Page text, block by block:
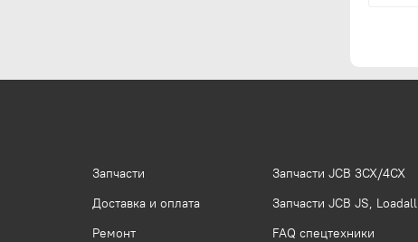
Запчасти
Доставка и оплата
Ремонт
Запчасти JCB 3CX/4CX
Запчасти JCB JS, Loadall
FAQ спецтехники